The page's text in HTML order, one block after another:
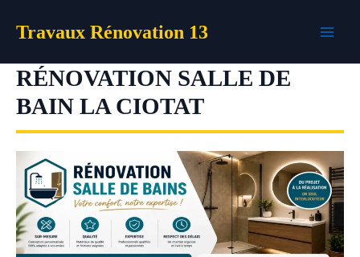
Travaux Rénovation 13
RÉNOVATION SALLE DE
BAIN LA CIOTAT